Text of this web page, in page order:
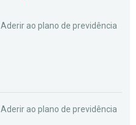
Aderir ao plano de previdência
Aderir ao plano de previdência